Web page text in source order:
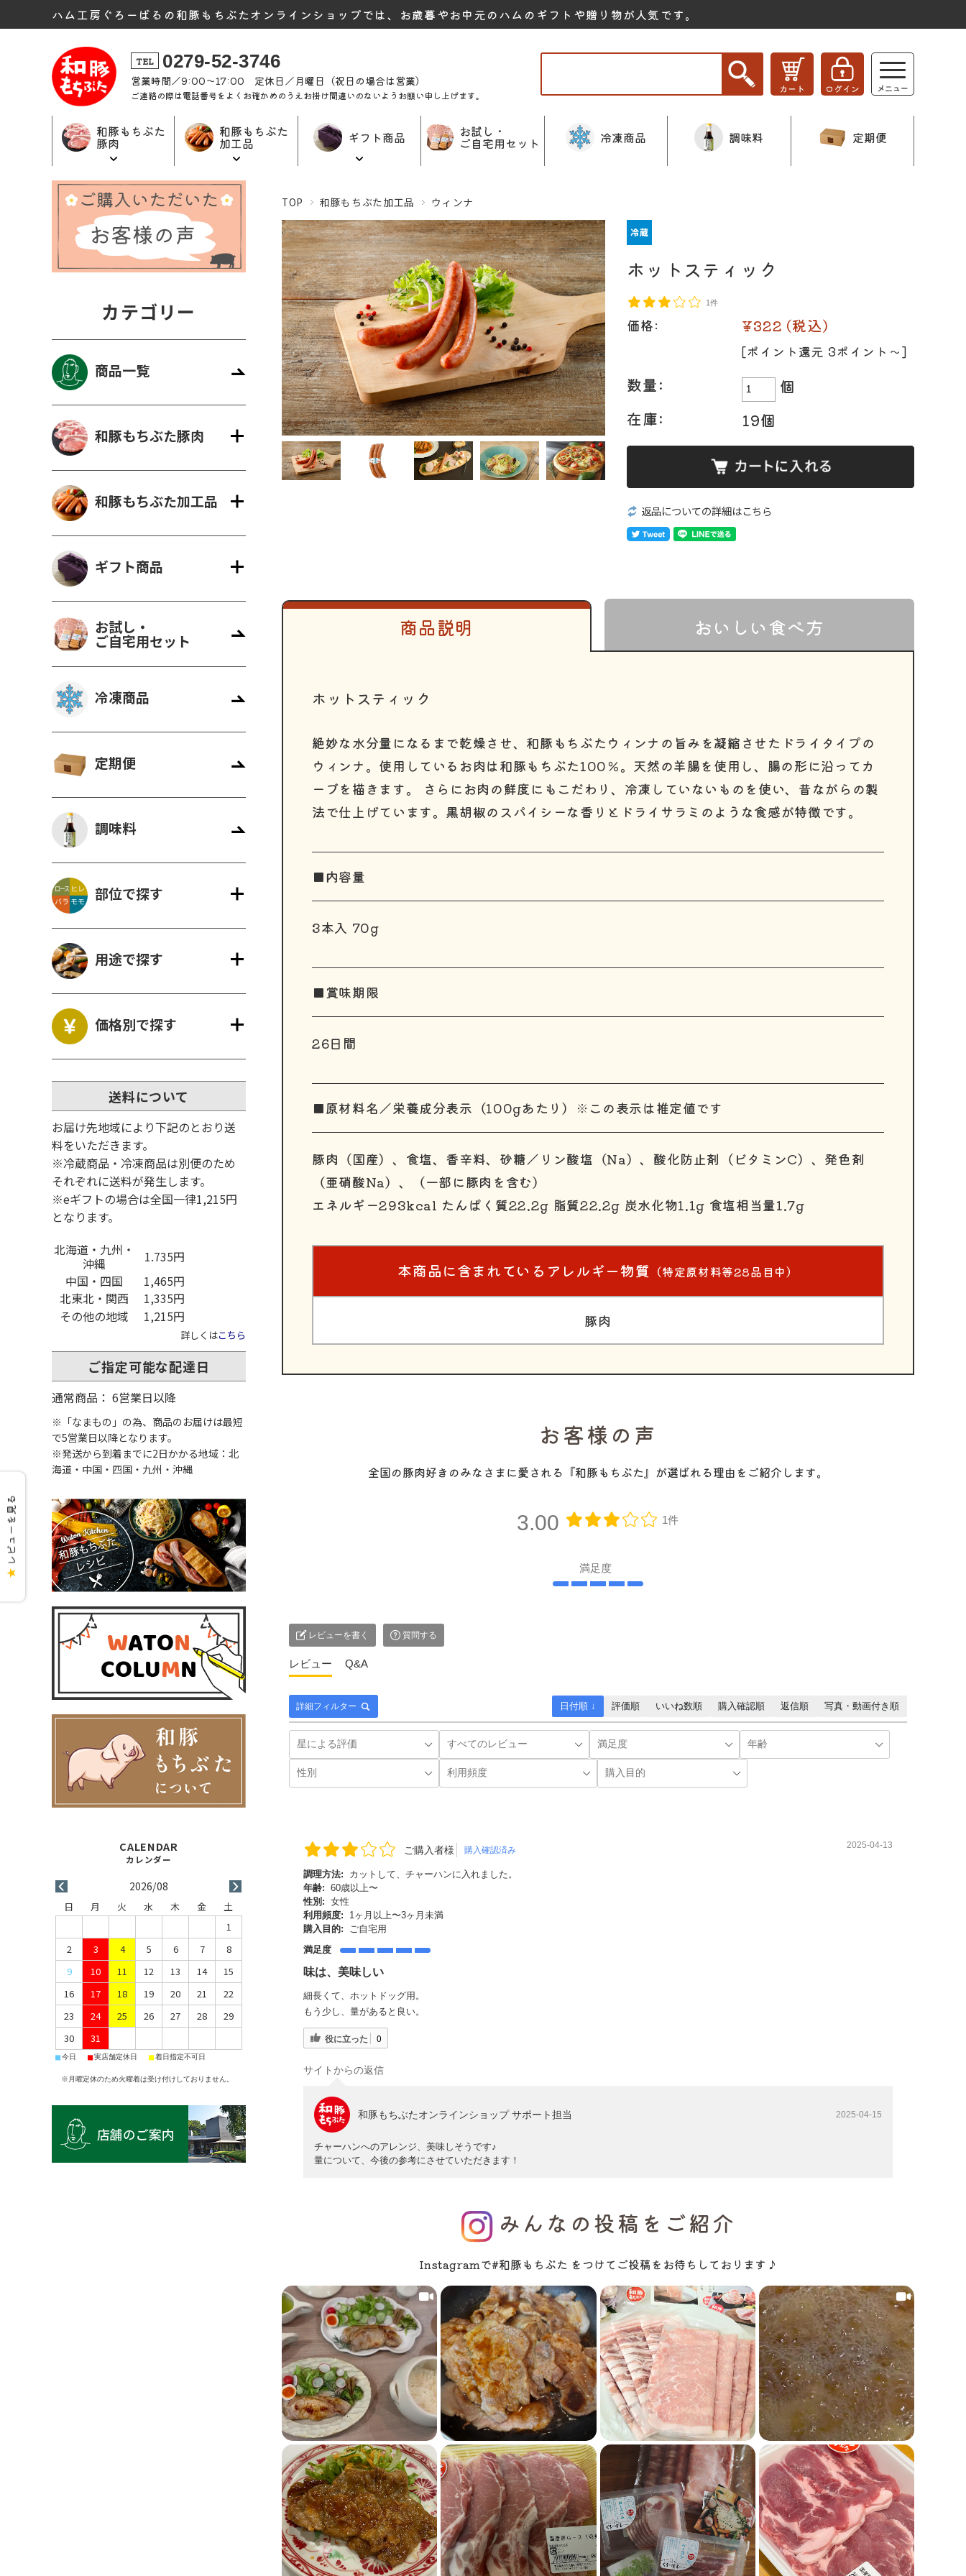
ハム工房ぐろーばるの和豚もちぶたオンラインショップでは、お歳暮やお中元のハムのギフトや贈り物が人気です。
TEL 0279-52-3746
営業時間／9:00〜17:00 定休日／月曜日（祝日の場合は営業）
ご連絡の際は電話番号をよくお確かめのうえお掛け間違いのないようお願い申し上げます。
和豚もちぶた
豚肉
和豚もちぶた
豚肉トップ
モモ バラ ヒレ こま切れ
・ひき肉
和豚もちぶた
加工品
和豚もちぶた
加工品トップ
ウィンナ ソーセージ アイスバイン 惣菜・レトルト
ギフト商品
ギフト商品
トップ
精肉と加工品
のギフト
加工品の
ギフト
お試し・
ご自宅用セット 冷凍商品 調味料 定期便
TOP 和豚もちぶた加工品 ウィンナ
ホットスティック
1件
価格: ¥322 (税込)
[ポイント還元 3ポイント〜]
数量:
個
在庫:
19個
返品についての詳細はこちら
商品説明 おいしい食べ方
ホットスティック
絶妙な水分量になるまで乾燥させ、和豚もちぶたウィンナの旨みを凝縮させたドライタイプの
ウィンナ。使用しているお肉は和豚もちぶた100％。天然の羊腸を使用し、腸の形に沿ってカ
ーブを描きます。 さらにお肉の鮮度にもこだわり、冷凍していないものを使い、昔ながらの製
法で仕上げています。黒胡椒のスパイシーな香りとドライサラミのような食感が特徴です。
■内容量
3本入 70g
■賞味期限
26日間
■原材料名／栄養成分表示（100gあたり）※この表示は推定値です
豚肉（国産）、食塩、香辛料、砂糖／リン酸塩（Na）、酸化防止剤（ビタミンC）、発色剤
（亜硝酸Na）、（一部に豚肉を含む）
エネルギー293kcal たんぱく質22.2g 脂質22.2g 炭水化物1.1g 食塩相当量1.7g
本商品に含まれているアレルギー物質 （特定原材料等28品目中）
豚肉
お客様の声
全国の豚肉好きのみなさまに愛される『和豚もちぶた』が選ばれる理由をご紹介します。
3.00 1件
満足度
レビューを書く 質問する
レビュー Q&A
詳細フィルター 日付順 ↓ 評価順 いいね数順 購入確認順 返信順 写真・動画付き順
ご購入者様 購入確認済み 2025-04-13
調理方法:
カットして、チャーハンに入れました。
年齢: 60歳以上〜
性別: 女性
利用頻度:
1ヶ月以上〜3ヶ月未満
購入目的:
ご自宅用
満足度
味は、美味しい
細長くて、ホットドッグ用。
もう少し、量があると良い。
役に立った 0
サイトからの返信
和豚もちぶたオンラインショップ サポート担当 2025-04-15
チャーハンへのアレンジ、美味しそうです♪
量について、今後の参考にさせていただきます！
みんなの投稿をご紹介
Instagramで#和豚もちぶた をつけてご投稿をお待ちしております♪
カテゴリー
商品一覧
和豚もちぶた豚肉
和豚もちぶた加工品
ギフト商品
お試し・
ご自宅用セット
冷凍商品
定期便
調味料
部位で探す
用途で探す
価格別で探す
送料について
お届け先地域により下記のとおり送
料をいただきます。
※冷蔵商品・冷凍商品は別便のため
それぞれに送料が発生します。
※eギフトの場合は全国一律1,215円
となります。
北海道・九州・
沖縄
1.735円
中国・四国
1,465円
北東北・関西
1,335円
その他の地域
1,215円
詳しくはこちら
ご指定可能な配達日
通常商品： 6営業日以降
※「なまもの」の為、商品のお届けは最短
で5営業日以降となります。
※発送から到着までに2日かかる地域：北
海道・中国・四国・九州・沖縄
2026/08
日 月 火 水 木 金
土
1
2
3 4 5 6 7
8
9
10 11 12 13 14
15
16
17 18 19 20 21
22
23
24 25 26 27 28
29
30
31
■今日 ■実店舗定休日 ■着日指定不可日
※月曜定休のため火曜着は受け付けしておりません。
★
レビューを見る